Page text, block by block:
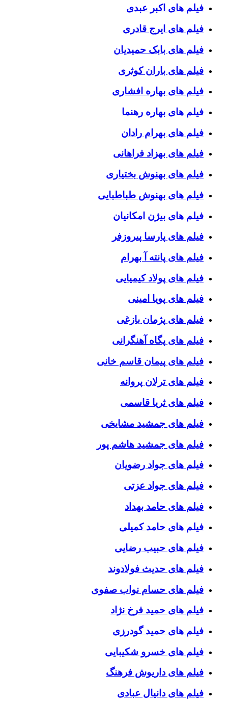
فیلم های اکبر عبدی
فیلم های ایرج قادری
فیلم های بابک حمیدیان
فیلم های باران کوثری
فیلم های بهاره افشاری
فیلم های بهاره رهنما
فیلم های بهرام رادان
فیلم های بهزاد فراهانی
فیلم های بهنوش بختیاری
فیلم های بهنوش طباطبایی
فیلم های بیژن امکانیان
فیلم های پارسا پیروزفر
فیلم های پانته آ بهرام
فیلم های پولاد کیمیایی
فیلم های پویا امینی
فیلم های پژمان بازغی
فیلم های پگاه آهنگرانی
فیلم های پیمان قاسم خانی
فیلم های ترلان پروانه
فیلم های ثریا قاسمی
فیلم های جمشید مشایخی
فیلم های جمشید هاشم پور
فیلم های جواد رضویان
فیلم های جواد عزتی
فیلم های حامد بهداد
فیلم های حامد کمیلی
فیلم های حبیب رضایی
فیلم های حدیث فولادوند
فیلم های حسام نواب صفوی
فیلم های حمید فرخ نژاد
فیلم های حمید گودرزی
فیلم های خسرو شکیبایی
فیلم های داریوش فرهنگ
فیلم های دانیال عبادی